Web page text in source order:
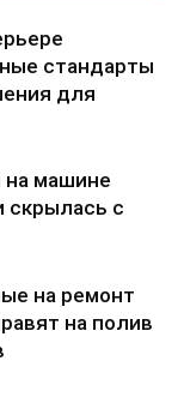
стандарты
для
на машине
скрылась с
на ремонт
на полив